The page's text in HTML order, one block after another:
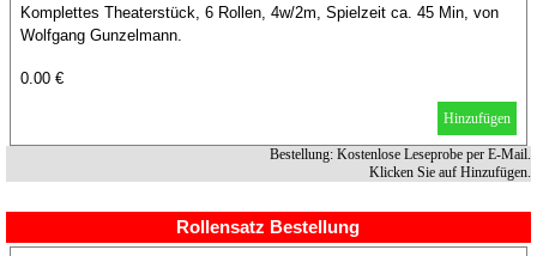
Komplettes Theaterstück, 6 Rollen, 4w/2m, Spielzeit ca. 45 Min, von
Wolfgang Gunzelmann.
0.00 €
Hinzufügen
Bestellung: Kostenlose Leseprobe per E-Mail.
Klicken Sie auf Hinzufügen.
Rollensatz Bestellung